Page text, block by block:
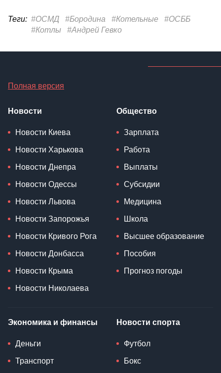
Теги: #ОСМД #Бородина #Котельные
#ОСББ
#Котлы
#Андрей Гевко
Полная версия
Новости
Новости Киева
Новости Харькова
Новости Днепра
Новости Одессы
Новости Львова
Новости Запорожья
Новости Кривого Рога
Новости Донбасса
Новости Крыма
Новости Николаева
Общество
Зарплата
Работа
Выплаты
Субсидии
Медицина
Школа
Высшее образование
Пособия
Прогноз погоды
Экономика и финансы
Деньги
Транспорт
Новости спорта
Футбол
Бокс